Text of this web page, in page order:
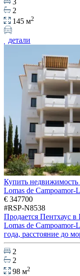
3
2
145 м2
детали
Купить
Lomas de Campoamor-
€ 347700
#RSP-N8538
Продается Пентхаус
Lomas de Campoamor-
года, расстояние до
2
2
98 м2